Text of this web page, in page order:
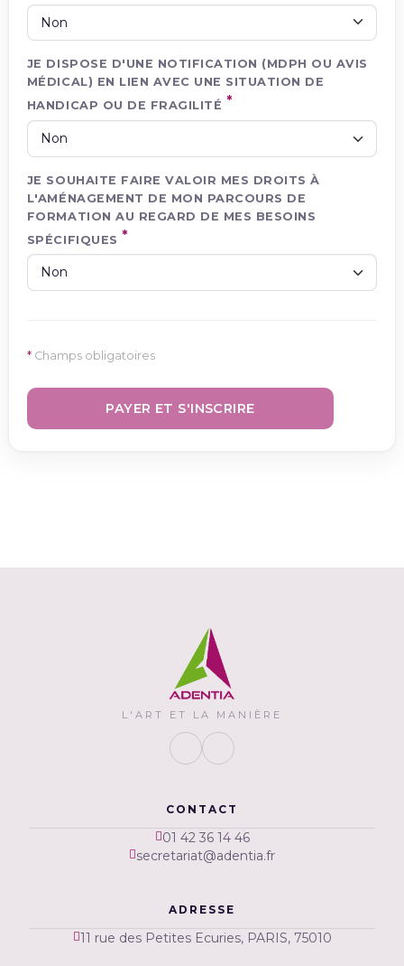
JE DISPOSE D'UNE NOTIFICATION (MDPH OU AVIS
MÉDICAL) EN LIEN AVEC UNE SITUATION DE
HANDICAP OU DE FRAGILITÉ
JE SOUHAITE FAIRE VALOIR MES DROITS À
L'AMÉNAGEMENT DE MON PARCOURS DE
FORMATION AU REGARD DE MES BESOINS
SPÉCIFIQUES
*Champs obligatoires
PAYER ET S'INSCRIRE
L'ART ET LA MANIÈRE
CONTACT
01 42 36 14 46
secretariat@adentia.fr
ADRESSE
11 rue des Petites Ecuries, PARIS, 75010